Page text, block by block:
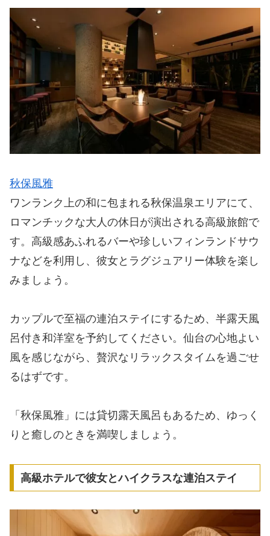
秋保風雅
ワンランク上の和に包まれる秋保温泉エリアにて、
ロマンチックな大人の休日が演出される高級旅館で
す。高級感あふれるバーや珍しいフィンランドサウ
ナなどを利用し、彼女とラグジュアリー体験を楽し
みましょう。
カップルで至福の連泊ステイにするため、半露天風
呂付き和洋室を予約してください。仙台の心地よい
風を感じながら、贅沢なリラックスタイムを過ごせ
るはずです。
「秋保風雅」には貸切露天風呂もあるため、ゆっく
りと癒しのときを満喫しましょう。
高級ホテルで彼女とハイクラスな連泊ステイ